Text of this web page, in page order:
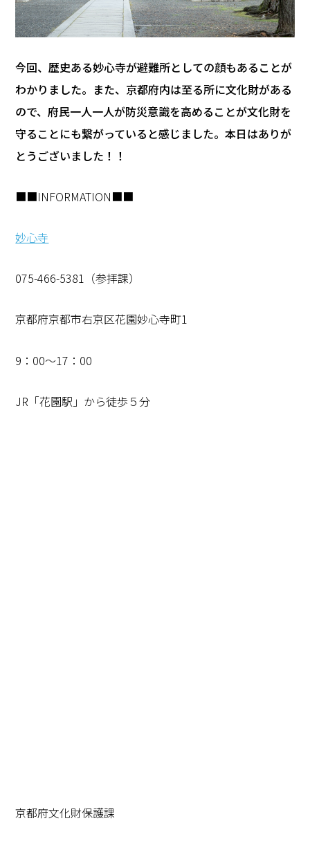
―――今回、歴史ある妙心寺が避難所としての顔もあることが
わかりました。また、京都府内は至る所に文化財がある
ので、府民一人一人が防災意識を高めることが文化財を
守ることにも繋がっていると感じました。本日はありが
とうございました！！
■■INFORMATION■■
妙心寺
075-466-5381（参拝課）
京都府京都市右京区花園妙心寺町1
9：00～17：00
JR「花園駅」から徒歩５分
京都府文化財保護課